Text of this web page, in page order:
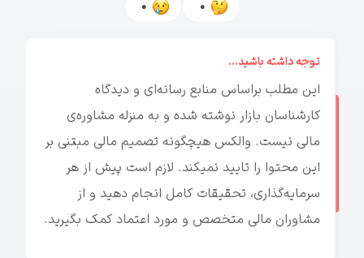
0
0
توجه داشته باشید...
این مطلب براساس منابع رسانه‌ای و دیدگاه
کارشناسان بازار نوشته شده و به منزله مشاوره‌ی
مالی نیست. والکس هیچگونه تصمیم مالی مبتنی بر
این محتوا را تایید نمیکند. لازم است پیش از هر
سرمایه‌گذاری، تحقیقات کامل انجام دهید و از
مشاوران مالی متخصص و مورد اعتماد کمک بگیرید.